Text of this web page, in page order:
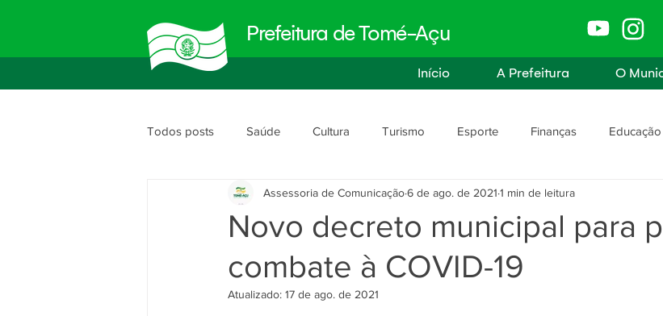
Prefeitura de Tomé-Açu
Início A Prefeitura O
Todos posts Saúde Cultura Turismo Esporte Finanças Educação
Meio Ambiente Obras e Urbanismo Assistência Social e Trabalho
Planejamento e Gestão segurança Segurança Pública
Novo decreto municipal para
combate à COVID-19
Assessoria de Comunicação6 de ago. de 2021 1 min de leitura
Atualizado: 17 de ago. de 2021